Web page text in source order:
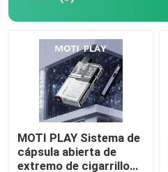
ELFBAR Vape
Vaporizador MOTI
EPLUS Vape
MOTI PLAY Sistema de
cápsula abierta de
extremo de cigarrillo